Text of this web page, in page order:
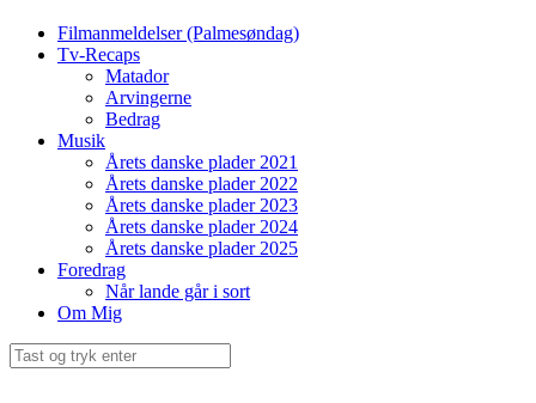
Filmanmeldelser (Palmesøndag)
Tv-Recaps
Matador
Arvingerne
Bedrag
Musik
Årets danske plader 2021
Årets danske plader 2022
Årets danske plader 2023
Årets danske plader 2024
Årets danske plader 2025
Foredrag
Når lande går i sort
Om Mig
Søg
efter: